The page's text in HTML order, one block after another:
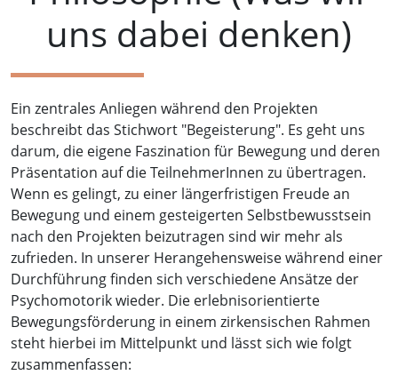
uns dabei denken)
Ein zentrales Anliegen während den Projekten
beschreibt das Stichwort "Begeisterung". Es geht uns
darum, die eigene Faszination für Bewegung und deren
Präsentation auf die TeilnehmerInnen zu übertragen.
Wenn es gelingt, zu einer längerfristigen Freude an
Bewegung und einem gesteigerten Selbstbewusstsein
nach den Projekten beizutragen sind wir mehr als
zufrieden. In unserer Herangehensweise während einer
Durchführung finden sich verschiedene Ansätze der
Psychomotorik wieder. Die erlebnisorientierte
Bewegungsförderung in einem zirkensischen Rahmen
steht hierbei im Mittelpunkt und lässt sich wie folgt
zusammenfassen: